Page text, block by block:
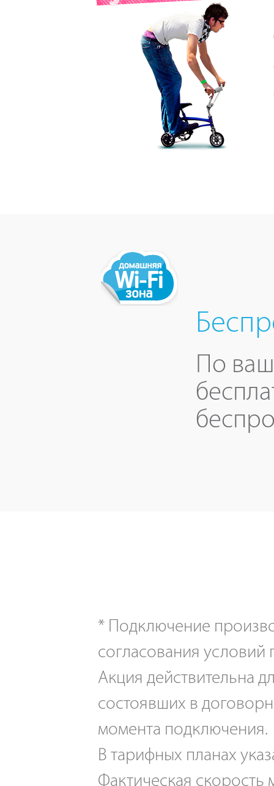
По
* Подключение
согласования
Акция действительна
состоявших в
момента подключения.
В тарифных планах
Фактическая скорость